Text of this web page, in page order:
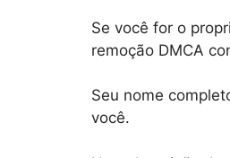
Se você for o
remoção DMCA
Seu nome
você.